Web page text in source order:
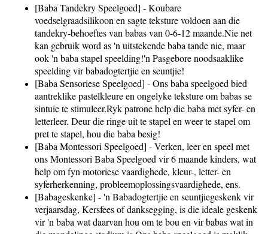
[Baba Tandekry Speelgoed] - Koubare
voedselgraadsilikoon en sagte teksture voldoen aan die
tandekry-behoeftes van babas van 0-6-12 maande.Nie net
kan gebruik word as 'n uitstekende baba tande nie, maar
ook 'n baba stapel speelding!'n Pasgebore noodsaaklike
speelding vir babadogtertjie en seuntjie!
[Baba Sensoriese Speelgoed] - Ons baba speelgoed bied
aantreklike pastelkleure en ongelyke teksture om babas se
sintuie te stimuleer.Ryk patrone help die baba met syfer- en
letterleer. Deur die ringe uit te stapel en weer te stapel om
pret te stapel, hou die baba besig!
[Baba Montessori Speelgoed] - Verken, leer en speel met
ons Montessori Baba Speelgoed vir 6 maande kinders, wat
help om fyn motoriese vaardighede, kleur-, letter- en
syferherkenning, probleemoplossingsvaardighede, ens.
[Babageskenke] - 'n Babadogtertjie en seuntjiegeskenk vir
verjaarsdag, Kersfees of danksegging, is die ideale geskenk
vir 'n baba wat daarvan hou om te bou en vir babas wat in